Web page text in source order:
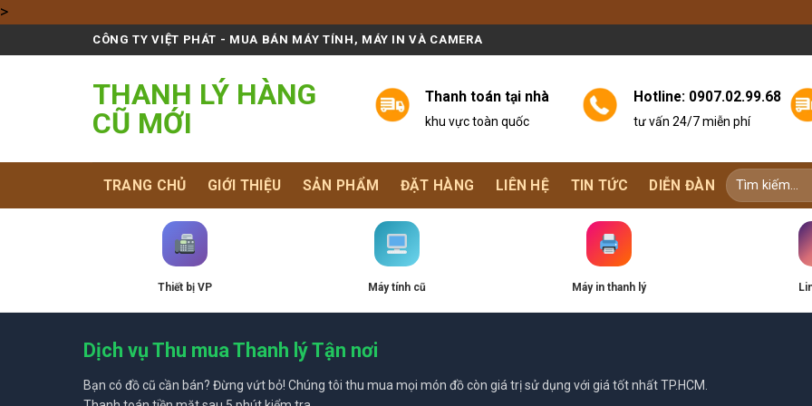
>Skip
content
CÔNG TY VIỆT PHÁT - MUA BÁN MÁY TÍNH, MÁY IN VÀ CAMERA
THANH LÝ HÀNG
CŨ MỚI
Thanh toán tại nhà
khu vực toàn quốc
Hotline: 0907.02.99.68
tư vấn 24/7 miễn phí
TRANG CHỦ GIỚI THIỆU SẢN PHẨM ĐẶT HÀNG LIÊN HỆ TIN TỨC DIỄN ĐÀN
Thiết bị VP Máy tính cũ Máy in thanh lý
Dịch vụ Thu mua Thanh lý Tận nơi
Bạn có đồ cũ cần bán? Đừng vứt bỏ! Chúng tôi thu mua mọi món đồ còn giá trị sử dụng với giá tốt nhất TP.HCM.